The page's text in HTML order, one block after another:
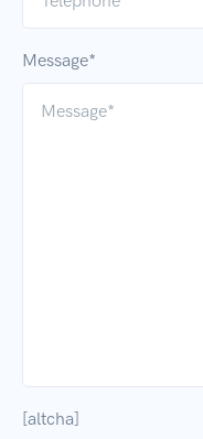
Message*
[altcha]